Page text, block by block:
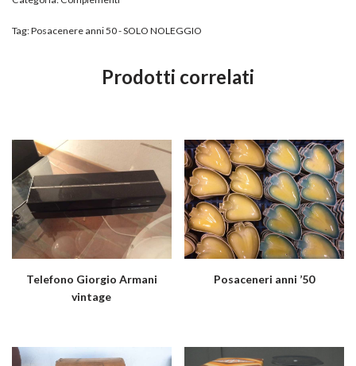
Tag:Posacenere anni 50 - SOLO NOLEGGIO
Prodotti correlati
Telefono Giorgio Armani
vintage
Posaceneri anni ’50